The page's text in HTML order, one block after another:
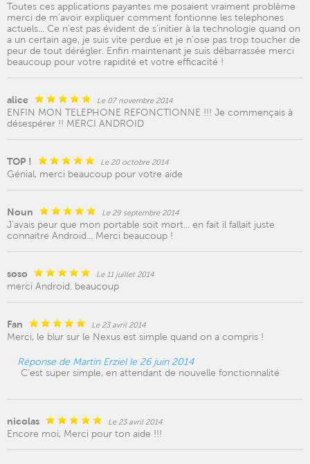
Toutes ces applications payantes me posaient vraiment problème
merci de m'avoir expliquer comment fontionne les telephones
actuels... Ce n'est pas évident de s'initier à la technologie quand on
a un certain age, je suis vite perdue et je n'ose pas trop toucher de
peur de tout dérégler. Enfin maintenant je suis débarrassée merci
beaucoup pour votre rapidité et votre efficacité !
alice Le 07 novembre 2014
ENFIN MON TELEPHONE REFONCTIONNE !!! Je commençais à
désespérer !! MERCI ANDROID
TOP ! Le 20 octobre 2014
Génial, merci beaucoup pour votre aide
Noun Le 29 septembre 2014
J'avais peur que mon portable soit mort... en fait il fallait juste
connaitre Android... Merci beaucoup !
soso Le 11 juillet 2014
merci Android. beaucoup
Fan Le 23 avril 2014
Merci, le blur sur le Nexus est simple quand on a compris !
Réponse de Martin Erziel le 26 juin 2014
C'est super simple, en attendant de nouvelle fonctionnalité
nicolas Le 23 avril 2014
Encore moi, Merci pour ton aide !!!